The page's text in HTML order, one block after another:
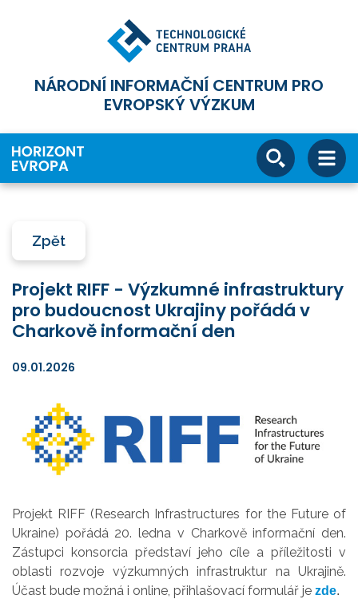
NÁRODNÍ INFORMAČNÍ CENTRUM PRO
EVROPSKÝ VÝZKUM
Zpět
Projekt RIFF - Výzkumné infrastruktury
pro budoucnost Ukrajiny pořádá v
Charkově informační den
09.01.2026
Projekt RIFF (Research Infrastructures for the Future of
Ukraine) pořádá 20. ledna v Charkově informační den.
Zástupci konsorcia představí jeho cíle a příležitosti v
oblasti rozvoje výzkumných infrastruktur na Ukrajině.
Účast bude možná i online, přihlašovací formulář je zde.